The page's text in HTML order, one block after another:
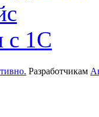
с 1С
Разработчикам